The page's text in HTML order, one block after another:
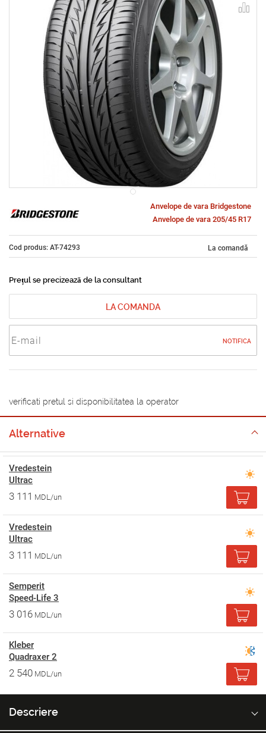
Anvelope de vara Bridgestone
Anvelope de vara 205/45 R17
Cod produs: AT-74293 La comandă
Prețul se precizează de la consultant
LA COMANDA
NOTIFICA
verificati pretul si disponibilitatea la operator
Alternative
Vredestein
Ultrac
3 111 MDL/un
Vredestein
Ultrac
3 111 MDL/un
Semperit
Speed-Life 3
3 016 MDL/un
Kleber
Quadraxer 2
2 540 MDL/un
Descriere